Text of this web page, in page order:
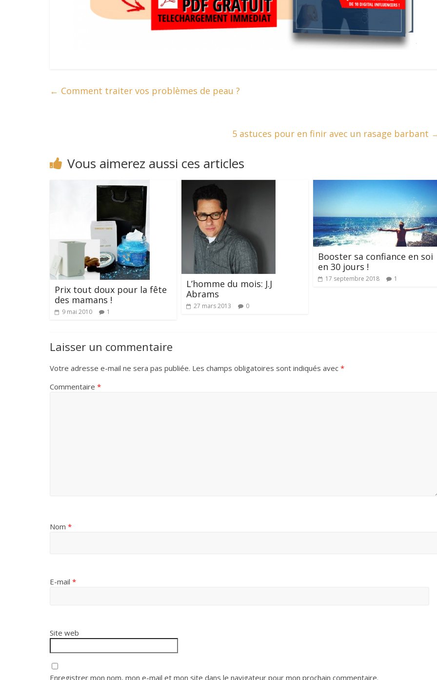
← Comment traiter vos problèmes de peau ?
5 astuces pour en finir avec un rasage barbant
Vous aimerez aussi ces articles
Prix tout doux pour la fête
des mamans !
9 mai 2010 1
L’homme du mois: J.J
Abrams
27 mars 2013 0
Booster sa confiance en soi
en 30 jours !
17 septembre 2018 1
Laisser un commentaire
Votre adresse e-mail ne sera pas publiée. Les champs obligatoires sont indiqués avec *
Commentaire *
Nom *
E-mail *
Site web
Enregistrer mon nom, mon e-mail et mon site dans le navigateur pour mon prochain commentaire.